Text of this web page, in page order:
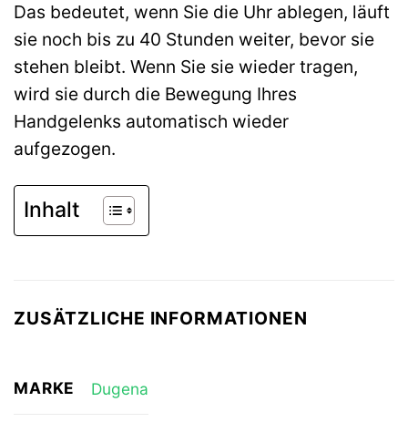
Das bedeutet, wenn Sie die Uhr ablegen, läuft
sie noch bis zu 40 Stunden weiter, bevor sie
stehen bleibt. Wenn Sie sie wieder tragen,
wird sie durch die Bewegung Ihres
Handgelenks automatisch wieder
aufgezogen.
Inhalt
ZUSÄTZLICHE INFORMATIONEN
MARKE Dugena